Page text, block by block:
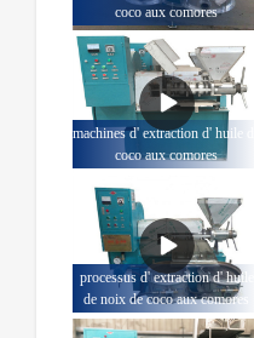
coco aux comores
machines d' extraction d' huile de
coco aux comores
processus d' extraction d' huile
de noix de coco aux comores